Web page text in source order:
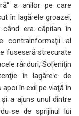
a anilor pe care
în lagărele groazei,
era căpitan în
contrainformaţii al
fuseseră strecurate
rânduri, Soljeniţîn
în lagărele de
în exil pe viaţă în
a ajuns unul dintre
de sprijinul lui